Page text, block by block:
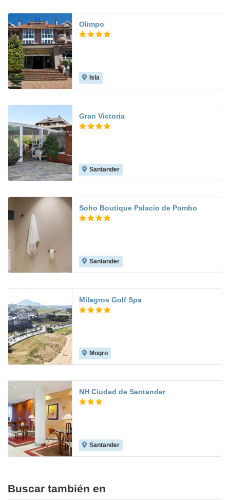
Olimpo
Isla
Gran Victoria
Santander
Soho Boutique Palacio de Pombo
Santander
Milagros Golf Spa
Mogro
NH Ciudad de Santander
Santander
Buscar también en